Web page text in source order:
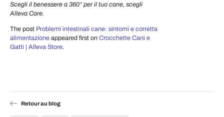
Scegli il benessere a 360° per il tuo cane, scegli
Alleva Care.
The post Problemi intestinali cane: sintomi e corretta
alimentazione appeared first on Crocchette Cani e
Gatti | Alleva Store.
Retour au blog